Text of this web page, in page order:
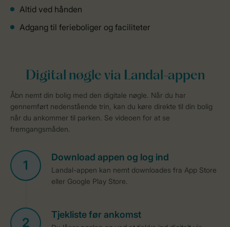
Altid ved hånden
Adgang til ferieboliger og faciliteter